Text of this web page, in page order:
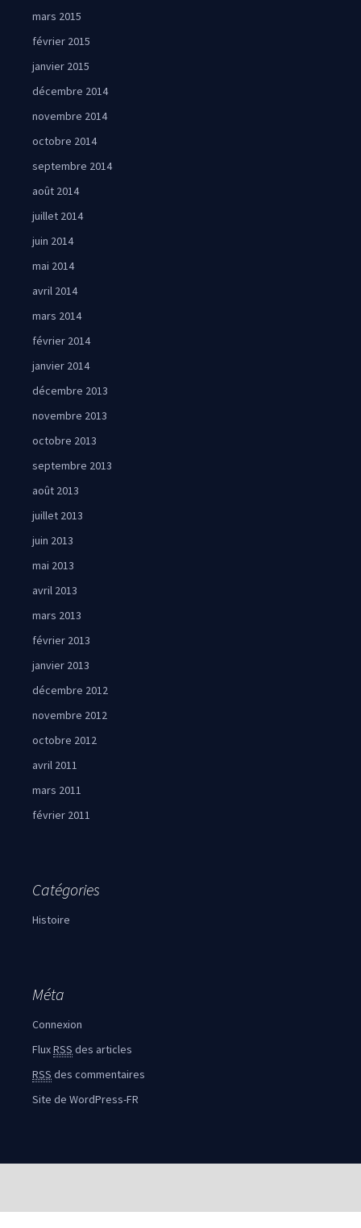
mars 2015
février 2015
janvier 2015
décembre 2014
novembre 2014
octobre 2014
septembre 2014
août 2014
juillet 2014
juin 2014
mai 2014
avril 2014
mars 2014
février 2014
janvier 2014
décembre 2013
novembre 2013
octobre 2013
septembre 2013
août 2013
juillet 2013
juin 2013
mai 2013
avril 2013
mars 2013
février 2013
janvier 2013
décembre 2012
novembre 2012
octobre 2012
avril 2011
mars 2011
février 2011
Catégories
Histoire
Méta
Connexion
FluxRSS des articles
RSS des commentaires
Site de WordPress-FR